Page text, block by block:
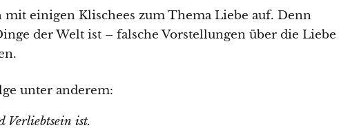
mit einigen Klischees zum Thema Liebe auf. Denn
der Welt ist – falsche Vorstellungen über die Liebe
unter anderem:
Verliebtsein ist.